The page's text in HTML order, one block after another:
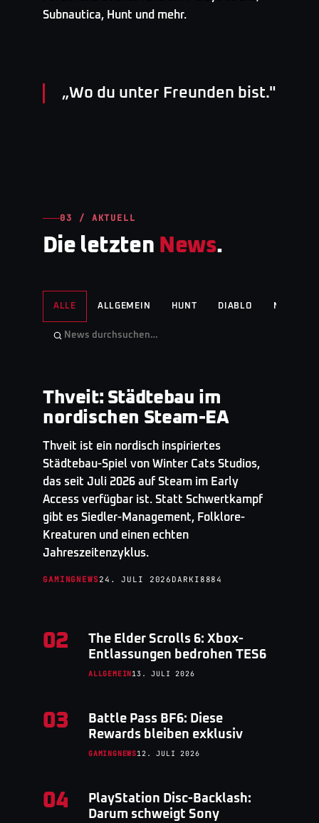
Subnautica, Hunt und mehr.
„Wo du unter Freunden bist."
03 / AKTUELL
Die letzten News.
ALLE ALLGEMEIN HUNT DIABLO NO
GAMINGNEWS· TOP STORY
Thveit: Städtebau im
nordischen Steam-EA
Thveit ist ein nordisch inspiriertes
Städtebau-Spiel von Winter Cats Studios,
das seit Juli 2026 auf Steam im Early
Access verfügbar ist. Statt Schwertkampf
gibt es Siedler-Management, Folklore-
Kreaturen und einen echten
Jahreszeitenzyklus.
GAMINGNEWS24. JULI 2026 DARKI8884
02
The Elder Scrolls 6: Xbox-
Entlassungen bedrohen TES6
ALLGEMEIN13. JULI 2026
03
Battle Pass BF6: Diese
Rewards bleiben exklusiv
GAMINGNEWS12. JULI 2026
04
PlayStation Disc-Backlash:
Darum schweigt Sony